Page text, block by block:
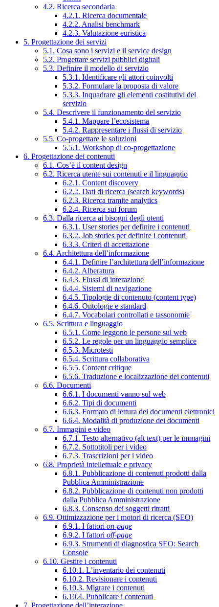
4.2. Ricerca secondaria
4.2.1. Ricerca documentale
4.2.2. Analisi benchmark
4.2.3. Valutazione euristica
5. Progettazione dei servizi
5.1. Cosa sono i servizi e il service design
5.2. Progettare servizi pubblici digitali
5.3. Definire il modello di servizio
5.3.1. Identificare gli attori coinvolti
5.3.2. Formulare la proposta di valore
5.3.3. Inquadrare gli elementi costitutivi del
servizio
5.4. Descrivere il funzionamento del servizio
5.4.1. Mappare l’ecosistema
5.4.2. Rappresentare i flussi di servizio
5.5. Co-progettare le soluzioni
5.5.1. Workshop di co-progettazione
6. Progettazione dei contenuti
6.1. Cos’è il content design
6.2. Ricerca utente sui contenuti e il linguaggio
6.2.1. Content discovery
6.2.2. Dati di ricerca (search keywords)
6.2.3. Ricerca tramite analytics
6.2.4. Ricerca sui forum
6.3. Dalla ricerca ai bisogni degli utenti
6.3.1. User stories per definire i contenuti
6.3.2. Job stories per definire i contenuti
6.3.3. Criteri di accettazione
6.4. Architettura dell’informazione
6.4.1. Definire l’architettura dell’informazione
6.4.2. Alberatura
6.4.3. Flussi di interazione
6.4.4. Sistemi di navigazione
6.4.5. Tipologie di contenuto (content type)
6.4.6. Ontologie e standard
6.4.7. Vocabolari controllati e tassonomie
6.5. Scrittura e linguaggio
6.5.1. Come leggono le persone sul web
6.5.2. Le regole per un linguaggio semplice
6.5.3. Microtesti
6.5.4. Scrittura collaborativa
6.5.5. Content critique
6.5.6. Traduzione e localizzazione dei contenuti
6.6. Documenti
6.6.1. I documenti vanno sul web
6.6.2. Tipi di documenti
6.6.3. Formato di lettura dei documenti elettronici
6.6.4. Modalità di produzione dei documenti
6.7. Immagini e video
6.7.1. Testo alternativo (alt text) per le immagini
6.7.2. Sottotitoli per i video
6.7.3. Trascrizioni per i video
6.8. Proprietà intellettuale e privacy
6.8.1. Pubblicazione di contenuti prodotti dalla
Pubblica Amministrazione
6.8.2. Pubblicazione di contenuti non prodotti
dalla Pubblica Amministrazione
6.8.3. Consenso dei soggetti ritratti
6.9. Ottimizzazione per i motori di ricerca (SEO)
6.9.1. I fattori on-page
6.9.2. I fattori off-page
6.9.3. Strumenti di diagnostica SEO: Search
Console
6.10. Gestire i contenuti
6.10.1. L’inventario dei contenuti
6.10.2. Revisionare i contenuti
6.10.3. Migrare i contenuti
6.10.4. Pubblicare i contenuti
7. Progettazione dell’interazione